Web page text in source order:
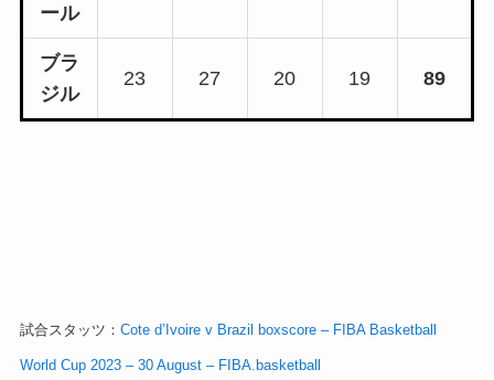
ール
ブラ
ジル
23 27 20 19 89
試合スタッツ： Cote d’Ivoire v Brazil boxscore – FIBA Basketball
World Cup 2023 – 30 August – FIBA.basketball